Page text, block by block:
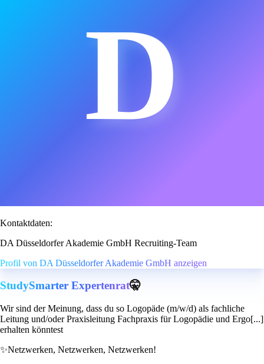
D
Kontaktdaten:
DA Düsseldorfer Akademie GmbH Recruiting-Team
Profil von DA Düsseldorfer Akademie GmbH anzeigen
StudySmarter Expertenrat🤫
Wir sind der Meinung, dass du so Logopäde (m/w/d) als fachliche
Leitung und/oder Praxisleitung Fachpraxis für Logopädie und Ergo[...]
erhalten könntest
✨Netzwerken, Netzwerken, Netzwerken!